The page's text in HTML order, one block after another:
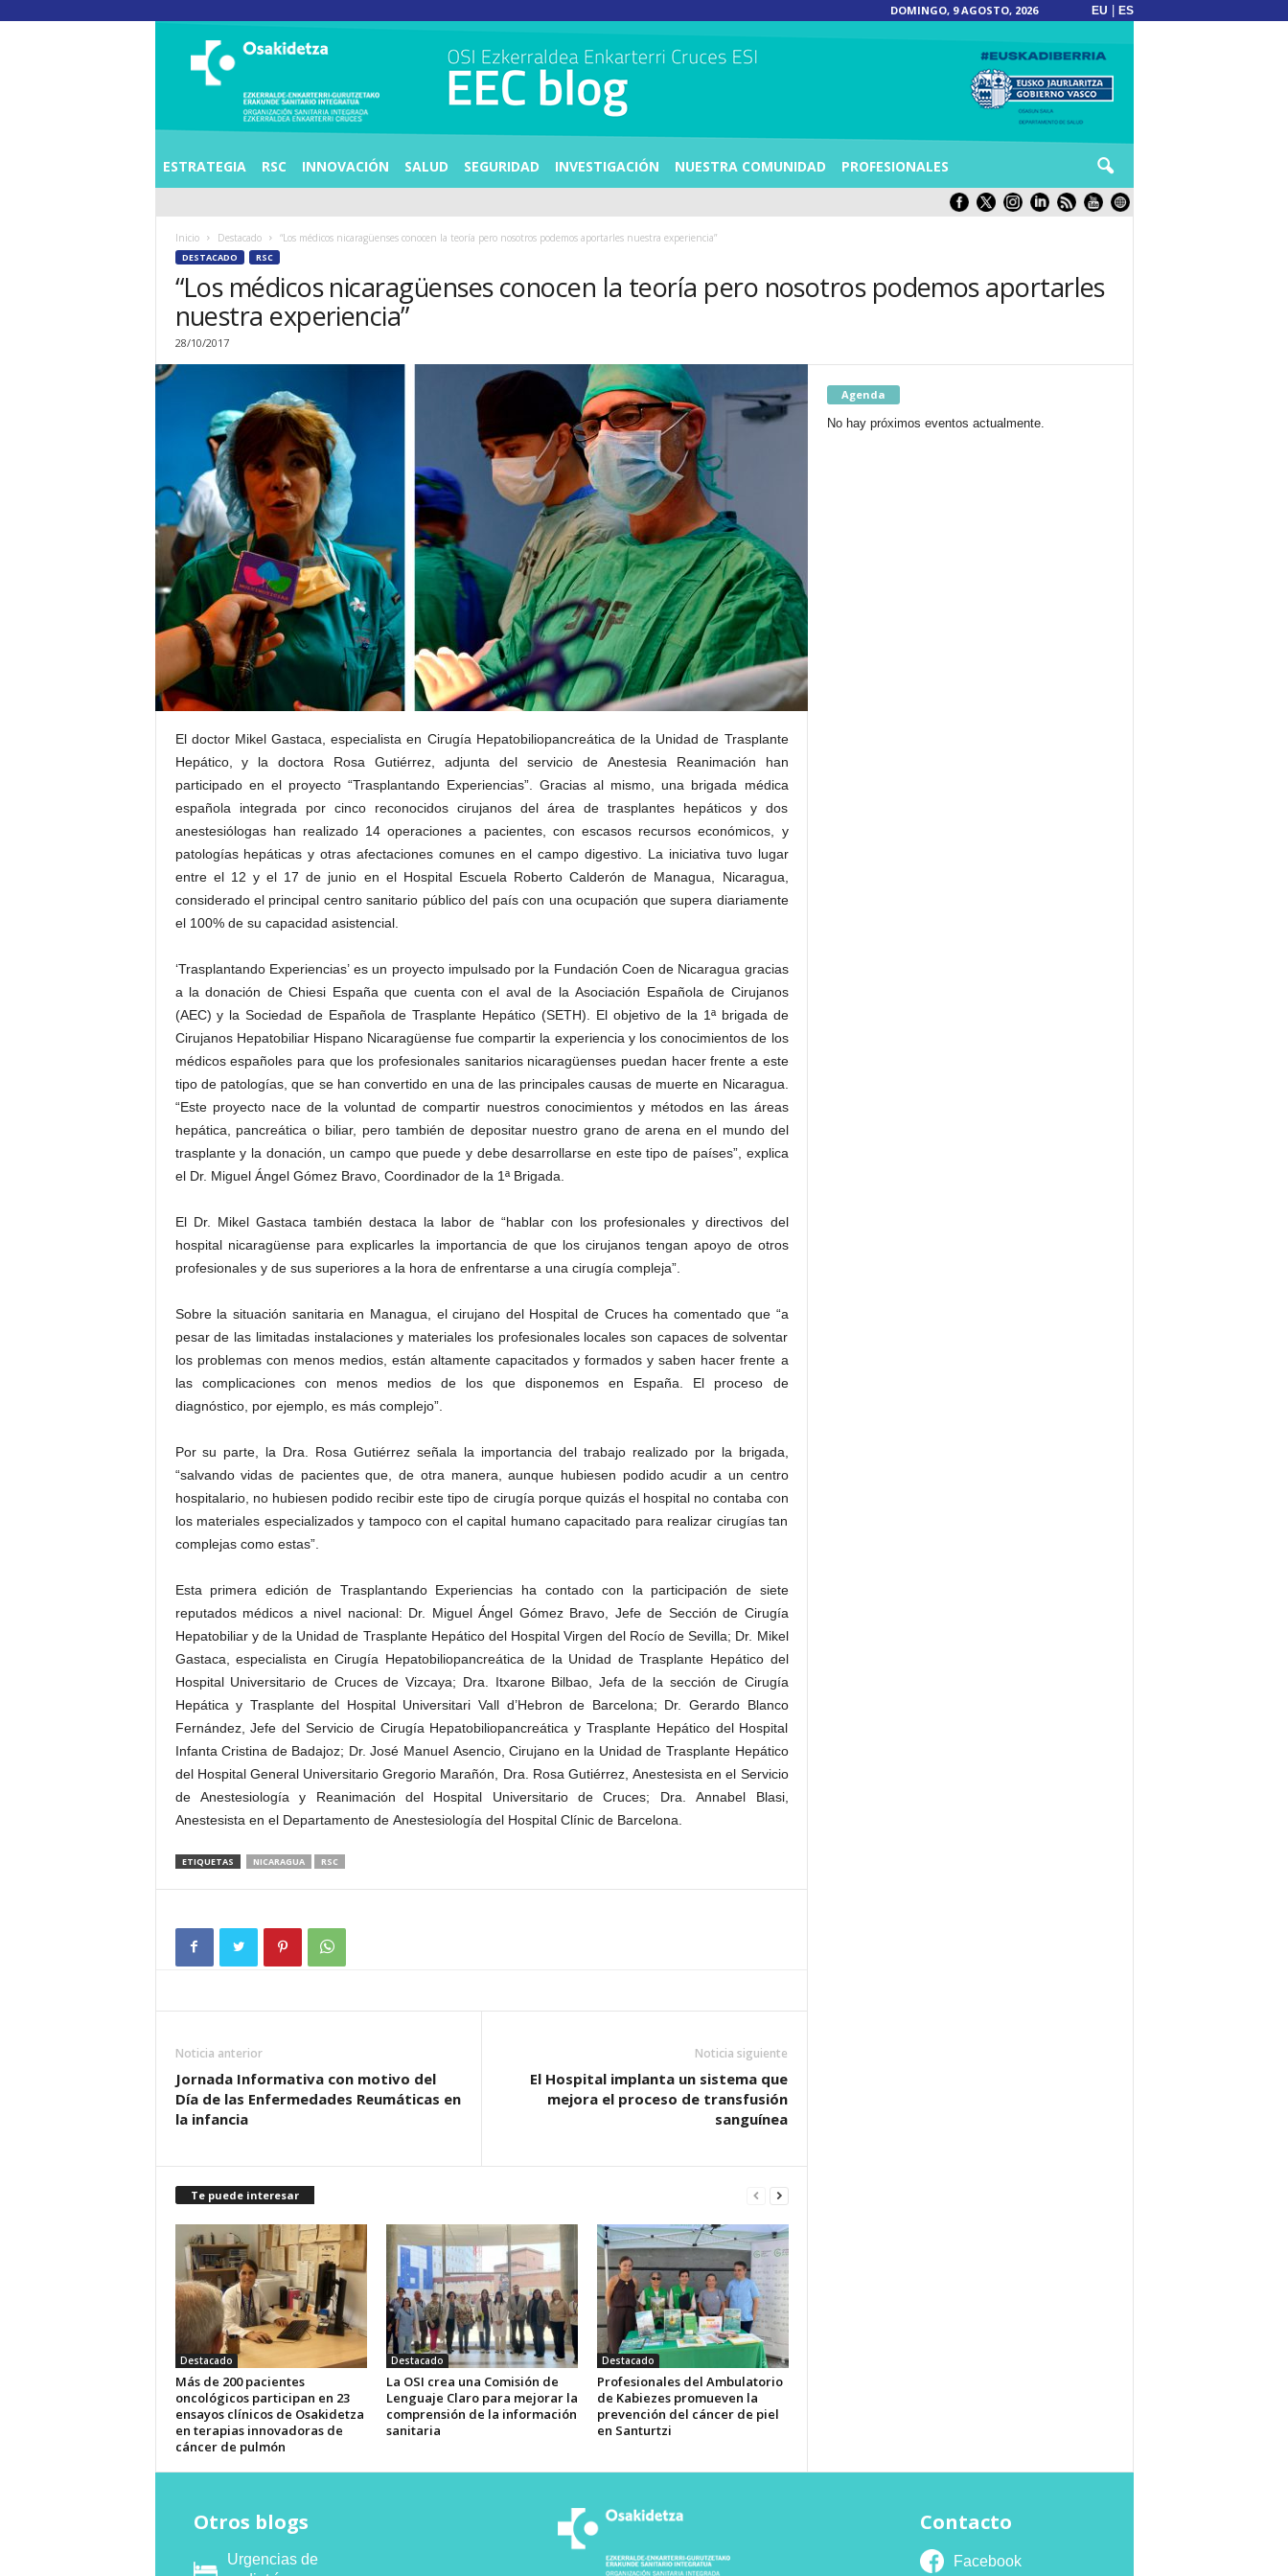
DOMINGO, 9 AGOSTO, 2026 EU ES
A
A
I
C
R
C
E
S
ESTRATEGIA RSC INNOVACIÓN SALUD SEGURIDAD INVESTIGACIÓN NUESTRA COMUNIDAD PROFESIONALES
Inicio Destacado “Los médicos nicaragüenses conocen la teoría pero nosotros podemos aportarles nuestra experiencia”
DESTACADO RSC
“Los médicos nicaragüenses conocen la teoría pero nosotros podemos aportarles
nuestra experiencia”
28/10/2017
El doctor Mikel Gastaca, especialista en Cirugía Hepatobiliopancreática de la Unidad de Trasplante
Hepático, y la doctora Rosa Gutiérrez, adjunta del servicio de Anestesia Reanimación han
participado en el proyecto “Trasplantando Experiencias”. Gracias al mismo, una brigada médica
española integrada por cinco reconocidos cirujanos del área de trasplantes hepáticos y dos
anestesiólogas han realizado 14 operaciones a pacientes, con escasos recursos económicos, y
patologías hepáticas y otras afectaciones comunes en el campo digestivo. La iniciativa tuvo lugar
entre el 12 y el 17 de junio en el Hospital Escuela Roberto Calderón de Managua, Nicaragua,
considerado el principal centro sanitario público del país con una ocupación que supera diariamente
el 100% de su capacidad asistencial.
‘Trasplantando Experiencias’ es un proyecto impulsado por la Fundación Coen de Nicaragua gracias
a la donación de Chiesi España que cuenta con el aval de la Asociación Española de Cirujanos
(AEC) y la Sociedad de Española de Trasplante Hepático (SETH). El objetivo de la 1ª brigada de
Cirujanos Hepatobiliar Hispano Nicaragüense fue compartir la experiencia y los conocimientos de los
médicos españoles para que los profesionales sanitarios nicaragüenses puedan hacer frente a este
tipo de patologías, que se han convertido en una de las principales causas de muerte en Nicaragua.
“Este proyecto nace de la voluntad de compartir nuestros conocimientos y métodos en las áreas
hepática, pancreática o biliar, pero también de depositar nuestro grano de arena en el mundo del
trasplante y la donación, un campo que puede y debe desarrollarse en este tipo de países”, explica
el Dr. Miguel Ángel Gómez Bravo, Coordinador de la 1ª Brigada.
El Dr. Mikel Gastaca también destaca la labor de “hablar con los profesionales y directivos del
hospital nicaragüense para explicarles la importancia de que los cirujanos tengan apoyo de otros
profesionales y de sus superiores a la hora de enfrentarse a una cirugía compleja”.
Sobre la situación sanitaria en Managua, el cirujano del Hospital de Cruces ha comentado que “a
pesar de las limitadas instalaciones y materiales los profesionales locales son capaces de solventar
los problemas con menos medios, están altamente capacitados y formados y saben hacer frente a
las complicaciones con menos medios de los que disponemos en España. El proceso de
diagnóstico, por ejemplo, es más complejo”.
Por su parte, la Dra. Rosa Gutiérrez señala la importancia del trabajo realizado por la brigada,
“salvando vidas de pacientes que, de otra manera, aunque hubiesen podido acudir a un centro
hospitalario, no hubiesen podido recibir este tipo de cirugía porque quizás el hospital no contaba con
los materiales especializados y tampoco con el capital humano capacitado para realizar cirugías tan
complejas como estas”.
Esta primera edición de Trasplantando Experiencias ha contado con la participación de siete
reputados médicos a nivel nacional: Dr. Miguel Ángel Gómez Bravo, Jefe de Sección de Cirugía
Hepatobiliar y de la Unidad de Trasplante Hepático del Hospital Virgen del Rocío de Sevilla; Dr. Mikel
Gastaca, especialista en Cirugía Hepatobiliopancreática de la Unidad de Trasplante Hepático del
Hospital Universitario de Cruces de Vizcaya; Dra. Itxarone Bilbao, Jefa de la sección de Cirugía
Hepática y Trasplante del Hospital Universitari Vall d’Hebron de Barcelona; Dr. Gerardo Blanco
Fernández, Jefe del Servicio de Cirugía Hepatobiliopancreática y Trasplante Hepático del Hospital
Infanta Cristina de Badajoz; Dr. José Manuel Asencio, Cirujano en la Unidad de Trasplante Hepático
del Hospital General Universitario Gregorio Marañón, Dra. Rosa Gutiérrez, Anestesista en el Servicio
de Anestesiología y Reanimación del Hospital Universitario de Cruces; Dra. Annabel Blasi,
Anestesista en el Departamento de Anestesiología del Hospital Clínic de Barcelona.
ETIQUETAS NICARAGUA RSC
Noticia anterior
Jornada Informativa con motivo del
Día de las Enfermedades Reumáticas en
la infancia
Noticia siguiente
El Hospital implanta un sistema que
mejora el proceso de transfusión
sanguínea
Te puede interesar
Destacado
Más de 200 pacientes
oncológicos participan en 23
ensayos clínicos de Osakidetza
en terapias innovadoras de
cáncer de pulmón
Destacado
La OSI crea una Comisión de
Lenguaje Claro para mejorar la
comprensión de la información
sanitaria
Destacado
Profesionales del Ambulatorio
de Kabiezes promueven la
prevención del cáncer de piel
en Santurtzi
Agenda
No hay próximos eventos actualmente.
Otros blogs
Urgencias de
Contacto
Facebook